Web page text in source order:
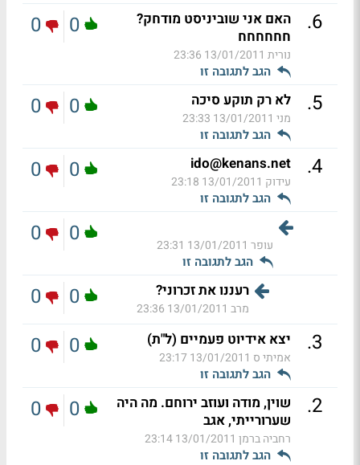
6
.
האם אני שוביניסט מודחק?
חחחחחח
נורית 13/01/2011 23:36
הגב לתגובה זו
0
0
5
. לא רק תוקע סיכה
מני 13/01/2011 23:33
הגב לתגובה זו
0
0
4
.
ido@kenans.net
עידוק 13/01/2011 23:18
הגב לתגובה זו
0
0
עופר 13/01/2011 23:31
הגב לתגובה זו
0
0
רעננו את זכרוני?
מרב 13/01/2011 23:36
0
0
3
. יצא אידיוט פעמיים (ל"ת)
אמיתי ס 13/01/2011 23:17
הגב לתגובה זו
0
0
2
.
שוין, מודה ועוזב ירוחם. מה היה
שערורייתי, אגב
רחביה ברמן 13/01/2011 23:14
הגב לתגובה זו
0
0